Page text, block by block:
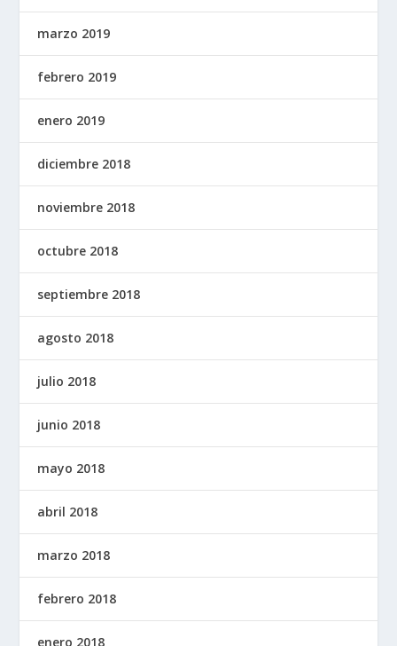
marzo 2019
febrero 2019
enero 2019
diciembre 2018
noviembre 2018
octubre 2018
septiembre 2018
agosto 2018
julio 2018
junio 2018
mayo 2018
abril 2018
marzo 2018
febrero 2018
enero 2018